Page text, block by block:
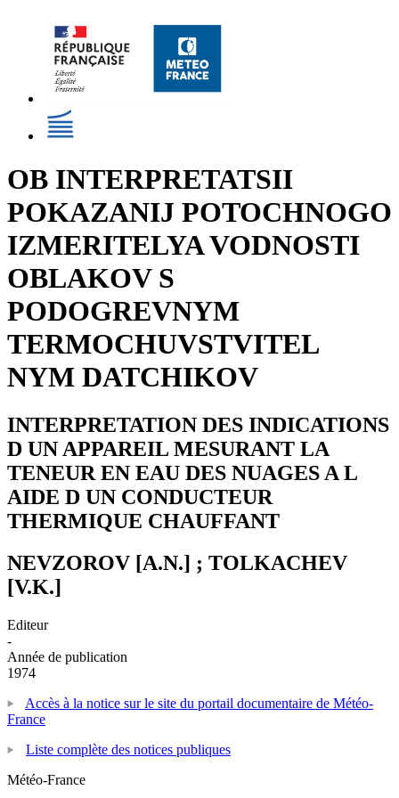
OB INTERPRETATSII
POKAZANIJ POTOCHNOGO
IZMERITELYA VODNOSTI
OBLAKOV S
PODOGREVNYM
TERMOCHUVSTVITEL
NYM DATCHIKOV
INTERPRETATION DES INDICATIONS
D UN APPAREIL MESURANT LA
TENEUR EN EAU DES NUAGES A L
AIDE D UN CONDUCTEUR
THERMIQUE CHAUFFANT
NEVZOROV [A.N.] ; TOLKACHEV
[V.K.]
Editeur
-
Année de publication
1974
Accès à la notice sur le site du portail documentaire de Météo-
France
Liste complète des notices publiques
Météo-France